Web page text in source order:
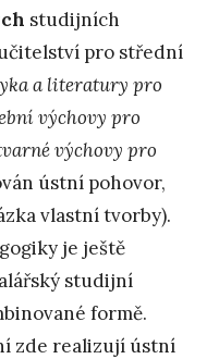
studijních
pro střední
a literatury pro
výchovy pro
výchovy pro
ústní pohovor,
vlastní tvorby).
je ještě
studijní
formě.
zde realizují ústní